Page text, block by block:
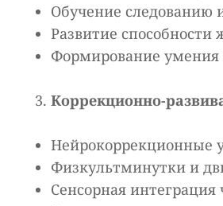
Обучение следованию
Развитие способности
Формирование умения
Коррекционно-
Нейрокоррекционные
Физкультминутки и
Сенсорная интеграция